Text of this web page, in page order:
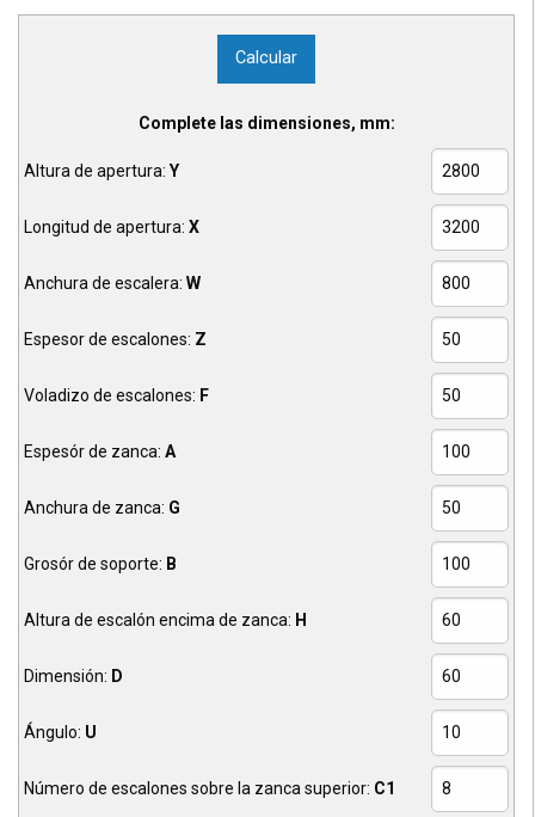
Calcular
Complete las dimensiones, mm:
Altura de apertura: Y
Longitud de apertura: X
Anchura de escalera: W
Espesor de escalones: Z
Voladizo de escalones: F
Espesór de zanca: A
Anchura de zanca: G
Grosór de soporte: B
Altura de escalón encima de zanca: H
Dimensión: D
Ángulo: U
Número de escalones sobre la zanca superior: C1